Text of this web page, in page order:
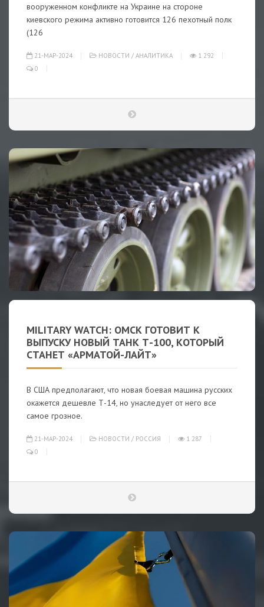
вооруженном конфликте на Украине на стороне
киевского режима активно готовится 126 пехотный полк
(126
21-МАР-2024 НОВОСТИ / АНАЛИТИКА
1 292
0
MILITARY WATCH: ОМСК ГОТОВИТ К
ВЫПУСКУ НОВЫЙ ТАНК Т-100, КОТОРЫЙ
СТАНЕТ «АРМАТОЙ-ЛАЙТ»
В США предполагают, что новая боевая машина русских
окажется дешевле Т-14, но унаследует от него все
самое грозное.
21-МАР-2024 НОВОСТИ / РОССИЯ
1 287
0